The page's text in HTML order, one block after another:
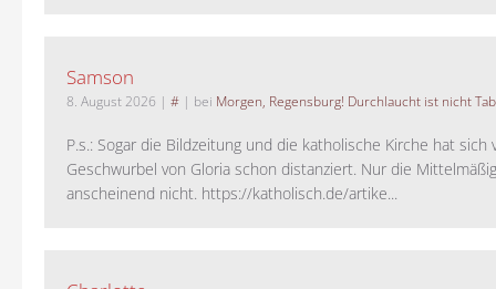
Samson
8. August 2026 | # | bei Morgen, Regensburg! Durchlaucht ist nicht
P.s.: Sogar die Bildzeitung und die katholische Kirche hat sich
Geschwurbel von Gloria schon distanziert. Nur die
anscheinend nicht. https://katholisch.de/artike...